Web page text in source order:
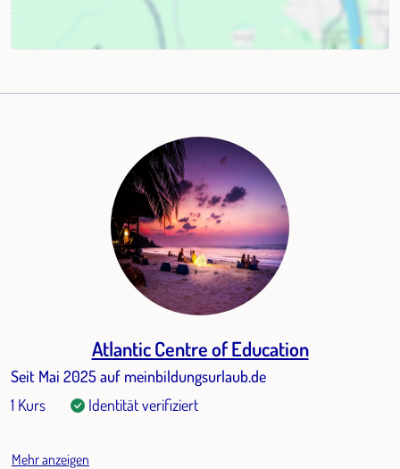
Atlantic Centre of Education
Seit Mai 2025 auf meinbildungsurlaub.de
1 Kurs
Identität verifiziert
Mehr anzeigen